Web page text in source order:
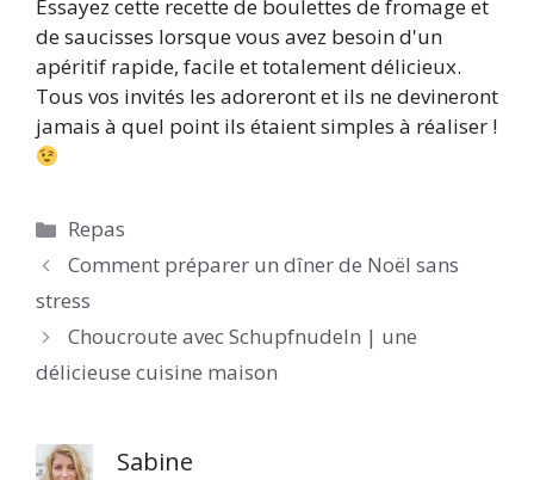
Essayez cette recette de boulettes de fromage et
de saucisses lorsque vous avez besoin d'un
apéritif rapide, facile et totalement délicieux.
Tous vos invités les adoreront et ils ne devineront
jamais à quel point ils étaient simples à réaliser !
Catégories
Repas
Comment préparer un dîner de Noël sans
stress
Choucroute avec Schupfnudeln | une
délicieuse cuisine maison
Sabine